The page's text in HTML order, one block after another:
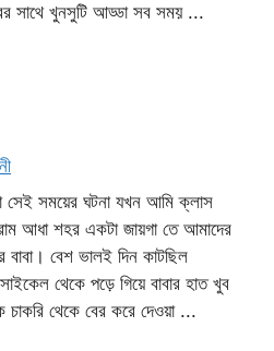
সাথে খুনসুটি আড্ডা সব সময় ...
সেই সময়ের ঘটনা যখন আমি ক্লাস
আধা শহর একটা জায়গা তে আমাদের
বেশ ভালই দিন কাটছিল
থেকে পড়ে গিয়ে বাবার হাত খুব
চাকরি থেকে বের করে দেওয়া ...